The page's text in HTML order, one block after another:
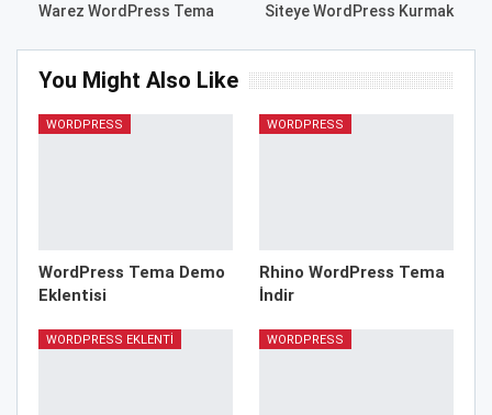
Warez WordPress Tema Siteye WordPress Kurmak
You Might Also Like
WORDPRESS
WordPress Tema Demo
Eklentisi
WORDPRESS
Rhino WordPress Tema
İndir
WORDPRESS EKLENTI WORDPRESS